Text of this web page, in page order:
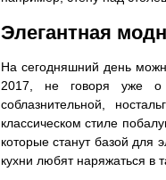
Элегантная
На сегодняшний день
2017, не говоря уже о
соблазнительной,
классическом стиле
которые станут базой для
кухни любят наряжаться в